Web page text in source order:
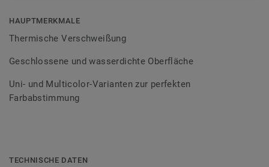
Bodenbelagssortiment abgestimmt. Durch die Verwendung
von Kontrastfarben lassen sich auch besondere
HAUPTMERKMALE
Thermische Verschweißung
Geschlossene und wasserdichte Oberfläche
Uni- und Multicolor-Varianten zur perfekten
Farbabstimmung
TECHNISCHE DATEN